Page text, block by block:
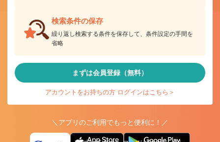
検索条件の保存
繰り返し検索する条件を保存して、条件設定の手間を
省略
まずは会員登録（無料）
アカウントをお持ちの方 ログインはこちら＞
＼アプリのご利用でもっと便利に！／